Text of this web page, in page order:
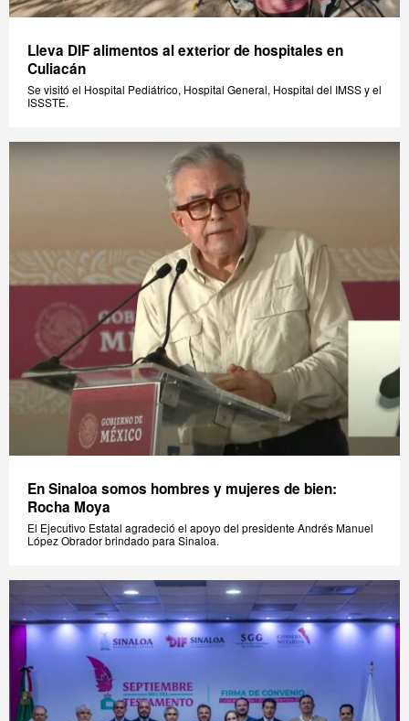
Lleva DIF alimentos al exterior de hospitales en
Culiacán
Se visitó el Hospital Pediátrico, Hospital General, Hospital del IMSS y el
ISSSTE.
En Sinaloa somos hombres y mujeres de bien:
Rocha Moya
El Ejecutivo Estatal agradeció el apoyo del presidente Andrés Manuel
López Obrador brindado para Sinaloa.